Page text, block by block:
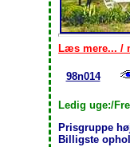
Læs mere... /
98n014
Ledig uge:/
Prisgruppe
Billigste